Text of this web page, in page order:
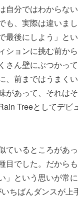
自分ではわから
も、実際は違いま
最後にしよう」と
ションに挑む前か
さん壁にぶつかっ
、前まではうまく
があって、それは
Treeとしてデ
ているところがあ
でした。だから
」という思いが常
ちばんダンスが